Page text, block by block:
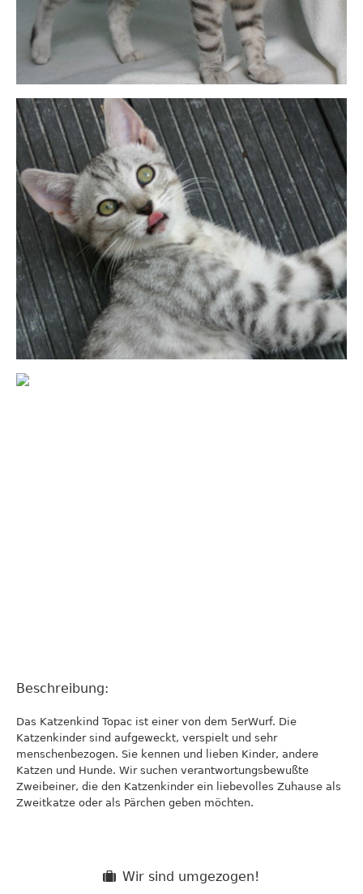
Beschreibung:
Das Katzenkind Topac ist einer von dem 5erWurf. Die
Katzenkinder sind aufgeweckt, verspielt und sehr
menschenbezogen. Sie kennen und lieben Kinder, andere
Katzen und Hunde. Wir suchen verantwortungsbewußte
Zweibeiner, die den Katzenkinder ein liebevolles Zuhause als
Zweitkatze oder als Pärchen geben möchten.
Wir sind umgezogen!